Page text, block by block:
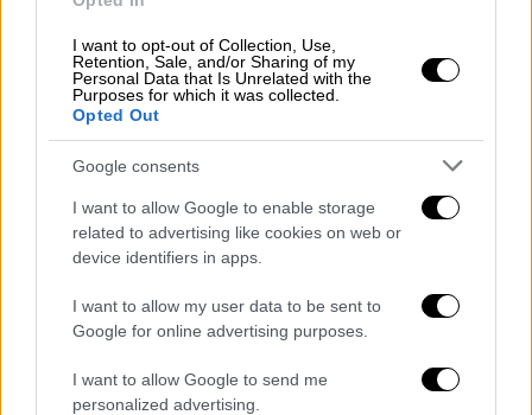
I want to opt-out of Collection, Use,
Retention, Sale, and/or Sharing of my
Personal Data that Is Unrelated with the
Purposes for which it was collected.
Opted Out
Google consents
I want to allow Google to enable storage
related to advertising like cookies on web or
device identifiers in apps.
I want to allow my user data to be sent to
Google for online advertising purposes.
I want to allow Google to send me
personalized advertising.
χάσει τη νομιμοποίηση και την εμπιστοσύνη
των κατοίκων στη Γάζα. Ήδη από το 2017 και
έπειτα βλέπαμε συνέχεια
εναντίον της Χαμάς.Πολλοί αναλυτές
πιστεύουν ότι η 7η Οκτωβρίου πήγαζε από
την επιθυμία της Χαμάς να επανακτήσει το
στάτους τηςως μια αντιστασιακή δύναμη
επαναφέροντας το Παλαιστινιακό Ζήτημα
στο διεθνές προσκήνιο. Ένα επιπλέον
στοιχείο που δεν πρέπει να παραβλεφθεί
είναι η συγκυρία που προέκυψε ιδίως σε
σχέση με τηνεπέκταση των εποικισμών στη